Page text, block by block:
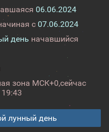
06.06.2024
с 07.06.2024
день начавшийся
зона МСК+0,сейчас
лунный день